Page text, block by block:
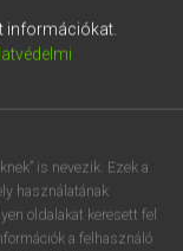
információkat.
is nevezik. Ezek a
használatának
oldalakat keresett fel
a felhasználó
ü ó
p ő ú
ű
AltGr